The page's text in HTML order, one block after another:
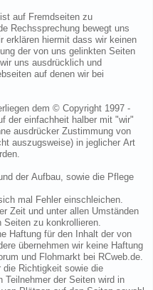
auf Fremdseiten zu
Rechssprechung bewegt uns
erklären hiermit dass wir keinen
der von uns gelinkten Seiten
uns ausdrücklich und
auf denen wir bei
dem © Copyright 1997 -
der einfachheit halber mit "wir"
ausdrücker Zustimmung von
auszugsweise) in jeglicher Art
der Aufbau, sowie die Pflege
mal Fehler einschleichen.
Zeit und unter allen Umständen
zu konkrollieren.
Haftung für den Inhalt der von
übernehmen wir keine Haftung
und Flohmarkt bei RCweb.de.
die Richtigkeit sowie die
Teilnehmer der Seiten wird in